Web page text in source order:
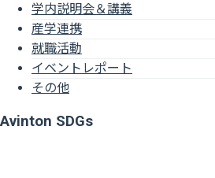
学内説明会＆講義
産学連携
就職活動
イベントレポート
その他
Avinton SDGs